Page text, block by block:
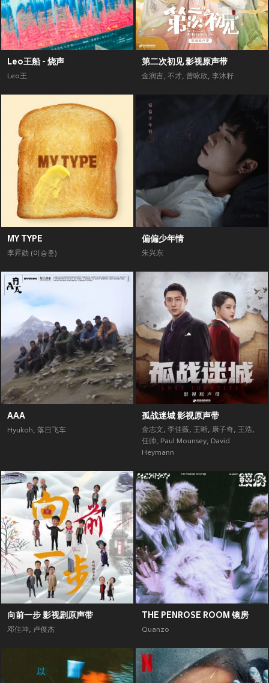
Leo王船 - 烧声
Leo王
第二次初见 影视原声带
金润吉, 不才, 曾咏欣, 李沐籽
MY TYPE
李昇勋 (이승훈)
偏偏少年情
朱兴东
AAA
Hyukoh, 落日飞车
孤战迷城 影视原声带
金志文, 李佳薇, 王晰, 康子奇, 王浩,
任帅, Paul Mounsey, David
Heymann
向前一步 影视剧原声带
邓佳坤, 卢俊杰
THE PENROSE ROOM 镜房
Quanzo